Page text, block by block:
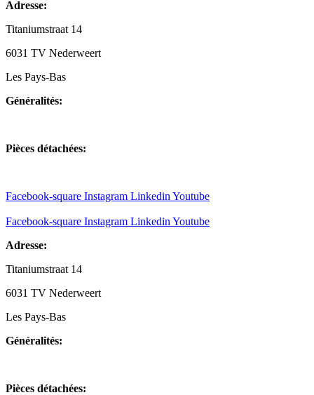
Adresse:
Titaniumstraat 14
6031 TV Nederweert
Les Pays-Bas
Généralités:
Pièces détachées:
Facebook-square Instagram Linkedin Youtube
Facebook-square Instagram Linkedin Youtube
Adresse:
Titaniumstraat 14
6031 TV Nederweert
Les Pays-Bas
Généralités:
Pièces détachées: